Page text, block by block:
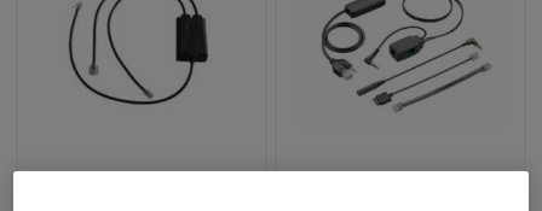
Descolgador
Descolgador